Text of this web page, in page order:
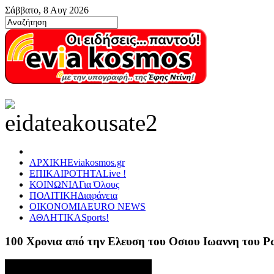
Σάββατο, 8 Αυγ 2026
ΑΡΧΙΚΗEviakosmos.gr
ΕΠΙΚΑΙΡΟΤΗΤΑLive !
ΚΟΙΝΩΝΙΑΓια Όλους
ΠΟΛΙΤΙΚΗΔιαφάνεια
ΟΙΚΟΝΟΜΙΑEURO NEWS
ΑΘΛΗΤΙΚΑSports!
100 Χρονια από την Ελευση του Οσιου Ιωαννη του